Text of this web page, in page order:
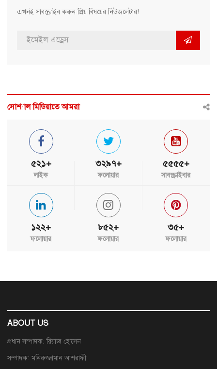
এখনই সাবস্ক্রাইব করুন প্রিয় বিষয়ের নিউজলেটার!
সোশ্যাল মিডিয়াতে আমরা
৫২১+
লাইক
৩২৯৭+
ফলোয়ার
৫৫৫৫+
সাবস্ক্রাইবার
১২২+
ফলোয়ার
৮৫২+
ফলোয়ার
৩৫+
ফলোয়ার
ABOUT US
প্রধান সম্পাদক: রিয়াজ হোসেন
সম্পাদক: মনিরুজ্জামান আশরাফী